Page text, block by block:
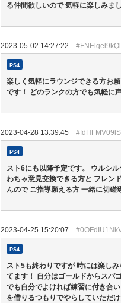
る仲間欲しいので 気軽に楽しみま
2023-05-02 14:27:22
PS4
楽しく気軽にラウンジできる方お
です！ どのランクの方でも気軽に
2023-04-28 13:39:45
PS4
スト6にも以降予定です。 ウルシ
わちゃ意見交換できる方と フレン
んので ご指導願える方 一緒に切
2023-04-25 15:20:07
PS4
スト5も終わりですが 時には楽し
てます！ 自分はゴールドからスパ
でも自分でよければ練習に付き合
を借りるつもりでやらしていただ